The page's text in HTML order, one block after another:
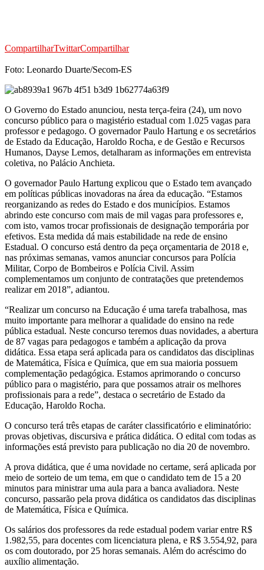
CompartilharTwittarCompartilhar
Foto: Leonardo Duarte/Secom-ES
O Governo do Estado anunciou, nesta terça-feira (24), um novo
concurso público para o magistério estadual com 1.025 vagas para
professor e pedagogo. O governador Paulo Hartung e os secretários
de Estado da Educação, Haroldo Rocha, e de Gestão e Recursos
Humanos, Dayse Lemos, detalharam as informações em entrevista
coletiva, no Palácio Anchieta.
O governador Paulo Hartung explicou que o Estado tem avançado
em políticas públicas inovadoras na área da educação. “Estamos
reorganizando as redes do Estado e dos municípios. Estamos
abrindo este concurso com mais de mil vagas para professores e,
com isto, vamos trocar profissionais de designação temporária por
efetivos. Esta medida dá mais estabilidade na rede de ensino
Estadual. O concurso está dentro da peça orçamentaria de 2018 e,
nas próximas semanas, vamos anunciar concursos para Polícia
Militar, Corpo de Bombeiros e Polícia Civil. Assim
complementamos um conjunto de contratações que pretendemos
realizar em 2018”, adiantou.
“Realizar um concurso na Educação é uma tarefa trabalhosa, mas
muito importante para melhorar a qualidade do ensino na rede
pública estadual. Neste concurso teremos duas novidades, a abertura
de 87 vagas para pedagogos e também a aplicação da prova
didática. Essa etapa será aplicada para os candidatos das disciplinas
de Matemática, Física e Química, que em sua maioria possuem
complementação pedagógica. Estamos aprimorando o concurso
público para o magistério, para que possamos atrair os melhores
profissionais para a rede”, destaca o secretário de Estado da
Educação, Haroldo Rocha.
O concurso terá três etapas de caráter classificatório e eliminatório:
provas objetivas, discursiva e prática didática. O edital com todas as
informações está previsto para publicação no dia 20 de novembro.
A prova didática, que é uma novidade no certame, será aplicada por
meio de sorteio de um tema, em que o candidato tem de 15 a 20
minutos para ministrar uma aula para a banca avaliadora. Neste
concurso, passarão pela prova didática os candidatos das disciplinas
de Matemática, Física e Química.
Os salários dos professores da rede estadual podem variar entre R$
1.982,55, para docentes com licenciatura plena, e R$ 3.554,92, para
os com doutorado, por 25 horas semanais. Além do acréscimo do
auxílio alimentação.